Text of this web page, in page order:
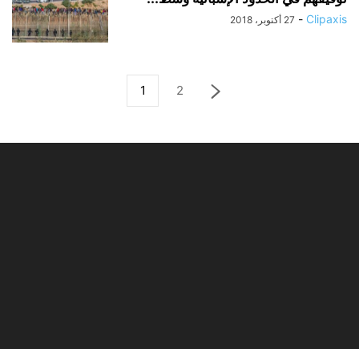
Clipaxis
- 27 أكتوبر، 2018
1 2